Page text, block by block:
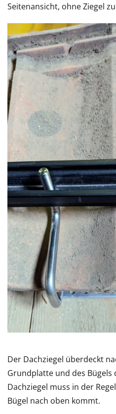
Seitenansicht, ohne Ziegel
Der Dachziegel überdeckt
Grundplatte und des Bügels
Dachziegel muss in der
Bügel nach oben kommt.